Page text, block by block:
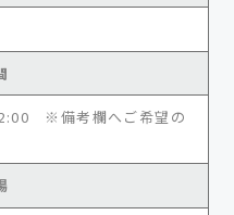
※備考欄へご希望の